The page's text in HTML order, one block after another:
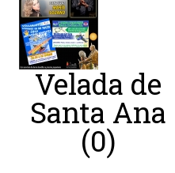
Ordenanzas Municipales
Servicios Municipales
Accesibilidad
SERVICIOS
Velada de
Santa Ana
(0)